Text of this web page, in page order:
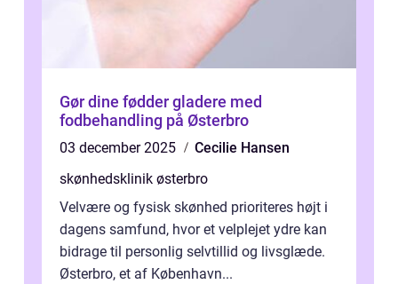
Gør dine fødder gladere med
fodbehandling på Østerbro
03 december 2025
Cecilie Hansen
skønhedsklinik østerbro
Velvære og fysisk skønhed prioriteres højt i
dagens samfund, hvor et velplejet ydre kan
bidrage til personlig selvtillid og livsglæde.
Østerbro, et af København...